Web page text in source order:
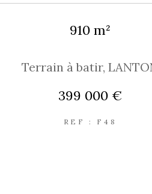
910 m²
Terrain à batir,
399 000 €
REF : F48